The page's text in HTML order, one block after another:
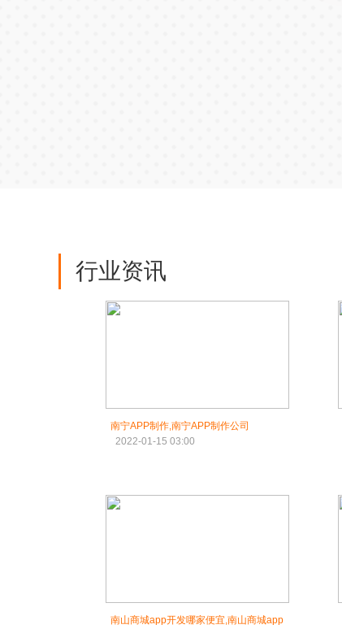
行业资讯
南宁APP制作,南宁APP制作公司
2022-01-15 03:00
南山商城app开发哪家便宜,南山商城app